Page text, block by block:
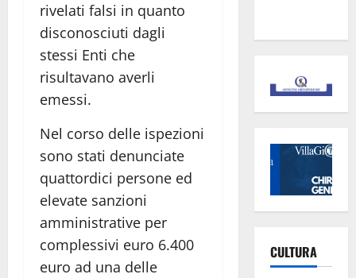
rivelati falsi in quanto
disconosciuti dagli
stessi Enti che
risultavano averli
emessi.
Nel corso delle ispezioni
sono stati denunciate
quattordici persone ed
elevate sanzioni
amministrative per
complessivi euro 6.400
euro ad una delle
CULTURA